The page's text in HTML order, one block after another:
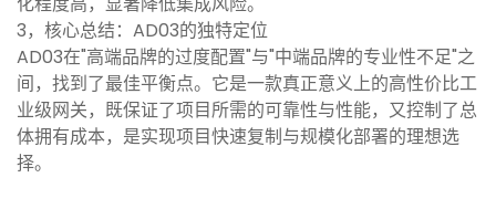
3，核心总结：AD03的独特定位
AD03在"高端品牌的过度配置"与"中端品牌的专业性不足"之
间，找到了最佳平衡点。它是一款真正意义上的高性价比工
业级网关，既保证了项目所需的可靠性与性能，又控制了总
体拥有成本，是实现项目快速复制与规模化部署的理想选
择。